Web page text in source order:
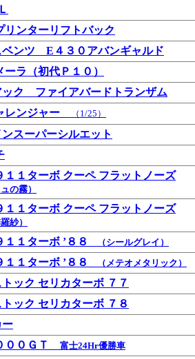
リンターリフトバック
ベンツ E４３０アバンギャルド
ーラ（初代Ｐ１０）
ック ファイアバードトランザム
レンジャー （1/25）
スーパーシルエット
１１ターボ クーペ フラットノーズ
の霧）
１１ターボ クーペ フラットノーズ
紗）
１ターボ ’８８ （シールグレイ）
１ターボ ’８８ （メテオメタリック）
ック セリカターボ ７７
ック セリカターボ ７８
ー
００ＧＴ 富士24Hr優勝車